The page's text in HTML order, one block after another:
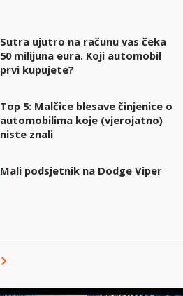
Sutra ujutro na računu vas čeka
50 milijuna eura. Koji automobil
prvi kupujete?
Top 5: Malčice blesave činjenice o
automobilima koje (vjerojatno)
niste znali
Mali podsjetnik na Dodge Viper